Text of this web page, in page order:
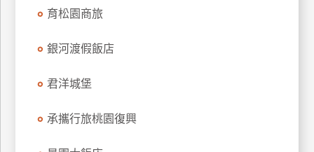
育松園商旅
銀河渡假飯店
君洋城堡
承攜行旅桃園復興